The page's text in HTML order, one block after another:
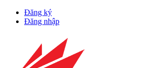
Đăng ký
Đăng nhập